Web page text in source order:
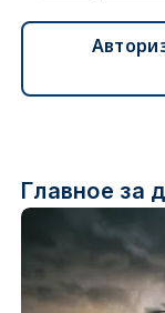
Главное за